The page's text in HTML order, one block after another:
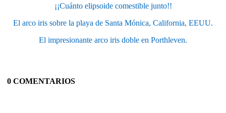
¡¡Cuánto elipsoide comestible junto!!
El arco iris sobre la playa de Santa Mónica, California, EEUU.
El impresionante arco iris doble en Porthleven.
0 COMENTARIOS